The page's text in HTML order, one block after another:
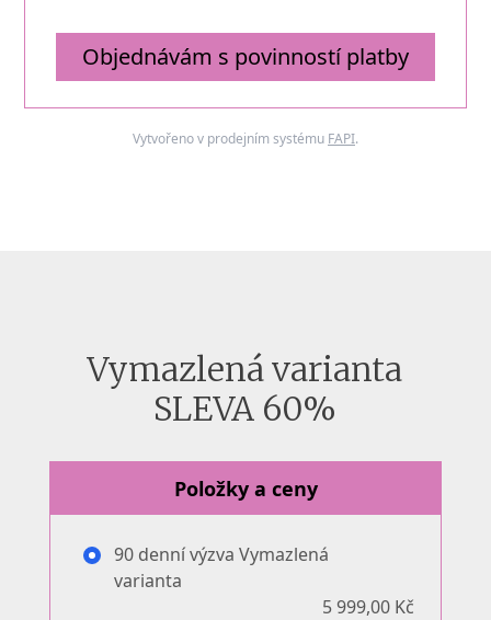
Objednávám s povinností platby
Vytvořeno v prodejním systému FAPI.
Vymazlená varianta
SLEVA 60%
Položky a ceny
90 denní výzva Vymazlená
varianta
5 999,00 Kč